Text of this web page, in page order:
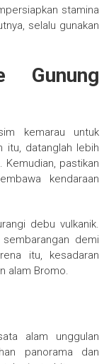
stamina
selalu gunakan
Gunung
kemarau untuk
itu, datanglah lebih
pastikan
kendaraan
debu vulkanik.
demi
itu, kesadaran
alam Bromo.
alam unggulan
panorama dan